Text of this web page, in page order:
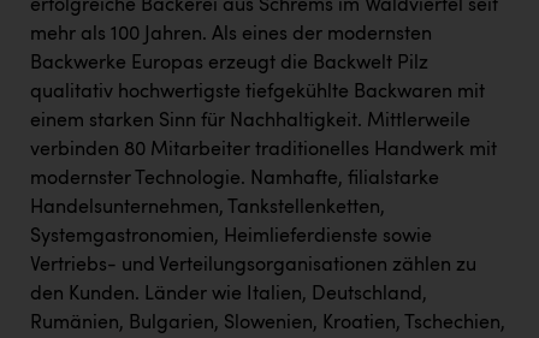
Österreichischer Kachelofenverband
Orlen
Passage Linz
PEZ
PÜSPÖK
REMAX
RE/MAX Welcome
Resch&Frisch
erfolgreiche Bäckerei aus Schrems im Waldviertel seit
mehr als 100 Jahren. Als eines der modernsten
Backwerke Europas erzeugt die Backwelt Pilz
qualitativ hochwertigste tiefgekühlte Backwaren mit
einem starken Sinn für Nachhaltigkeit. Mittlerweile
verbinden 80 Mitarbeiter traditionelles Handwerk mit
modernster Technologie. Namhafte, filialstarke
Handelsunternehmen, Tankstellenketten,
Systemgastronomien, Heimlieferdienste sowie
Vertriebs- und Verteilungsorganisationen zählen zu
den Kunden. Länder wie Italien, Deutschland,
Rumänien, Bulgarien, Slowenien, Kroatien, Tschechien,